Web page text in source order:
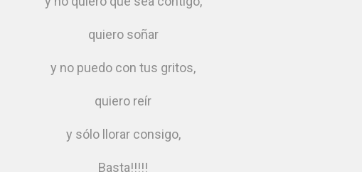
quiero soñar
y no puedo con tus gritos,
quiero reír
y sólo llorar consigo,
Basta!!!!!